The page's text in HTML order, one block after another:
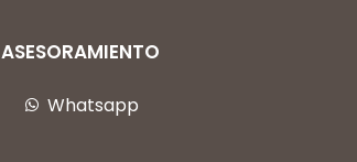
ASESORAMIENTO
Whatsapp